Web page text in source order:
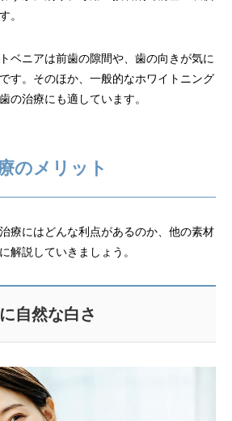
。
ベニアは前歯の隙間や、歯の向きが気に
す。そのほか、一般的なホワイトニング
の治療にも適しています。
のメリット
療にはどんな利点があるのか、他の素材
解説していきましょう。
自然な白さ